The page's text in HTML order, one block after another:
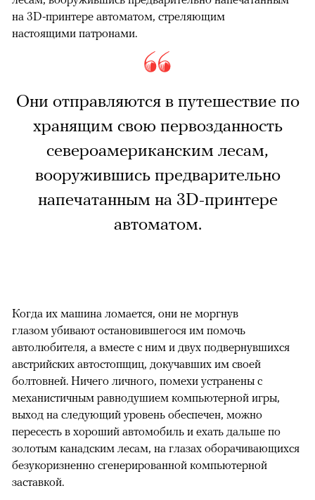
на 3D-принтере автоматом, стреляющим
настоящими патронами.
Они отправляются в путешествие по
хранящим свою первозданность
североамериканским лесам,
вооружившись предварительно
напечатанным на 3D-принтере
автоматом.
Когда их машина ломается, они не моргнув
глазом убивают остановившегося им помочь
автолюбителя, а вместе с ним и двух подвернувшихся
австрийских автостопщиц, докучавших им своей
болтовней. Ничего личного, помехи устранены с
механистичным равнодушием компьютерной игры,
выход на следующий уровень обеспечен, можно
пересесть в хороший автомобиль и ехать дальше по
золотым канадским лесам, на глазах оборачивающихся
безукоризненно сгенерированной компьютерной
заставкой.